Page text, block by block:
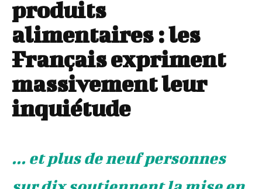
produits
alimentaires : les
Français expriment
massivement leur
inquiétude
... et plus de neuf personnes